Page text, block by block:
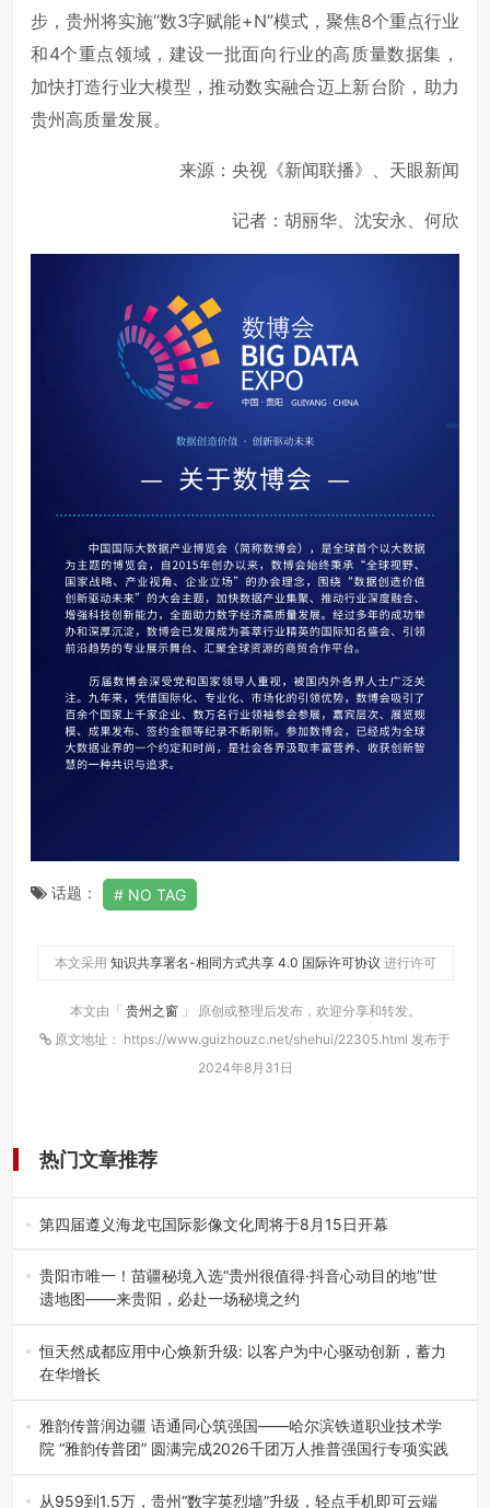
步，贵州将实施“数3字赋能+N”模式，聚焦8个重点行业
和4个重点领域，建设一批面向行业的高质量数据集，
加快打造行业大模型，推动数实融合迈上新台阶，助力
贵州高质量发展。
来源：央视《新闻联播》、天眼新闻
记者：胡丽华、沈安永、何欣
话题： NO TAG
本文采用 知识共享署名-相同方式共享 4.0 国际许可协议 进行许可
本文由「 贵州之窗 」 原创或整理后发布，欢迎分享和转发。
原文地址： https://www.guizhouzc.net/shehui/22305.html 发布于
2024年8月31日
热门文章推荐
第四届遵义海龙屯国际影像文化周将于8月15日开幕
8月7日，第四届遵义海龙屯国际影像文化周媒体通气会在世
界文化遗产地海龙屯核心景区…
贵阳市唯一！苗疆秘境入选“贵州很值得·抖音心动目的地”世
遗地图——来贵阳，必赴一场秘境之约
2026年7月21日，2026年“贵州很值得”暨抖音“心动目的
地”（贵州站）主题…
恒天然成都应用中心焕新升级: 以客户为中心驱动创新，蓄力
在华增长
融合全球研发实力与本土洞察，深化客户共创，赋能西南市
场创新发展 （7月27日，成…
雅韵传普润边疆 语通同心筑强国——哈尔滨铁道职业技术学
院 “雅韵传普团” 圆满完成2026千团万人推普强国行专项实践
为扎实推进2026“千团万人推普强国行”大学生暑期社会实
践，牢牢紧扣 “雅韵传普…
从959到1.5万，贵州“数字英烈墙”升级，轻点手机即可云端